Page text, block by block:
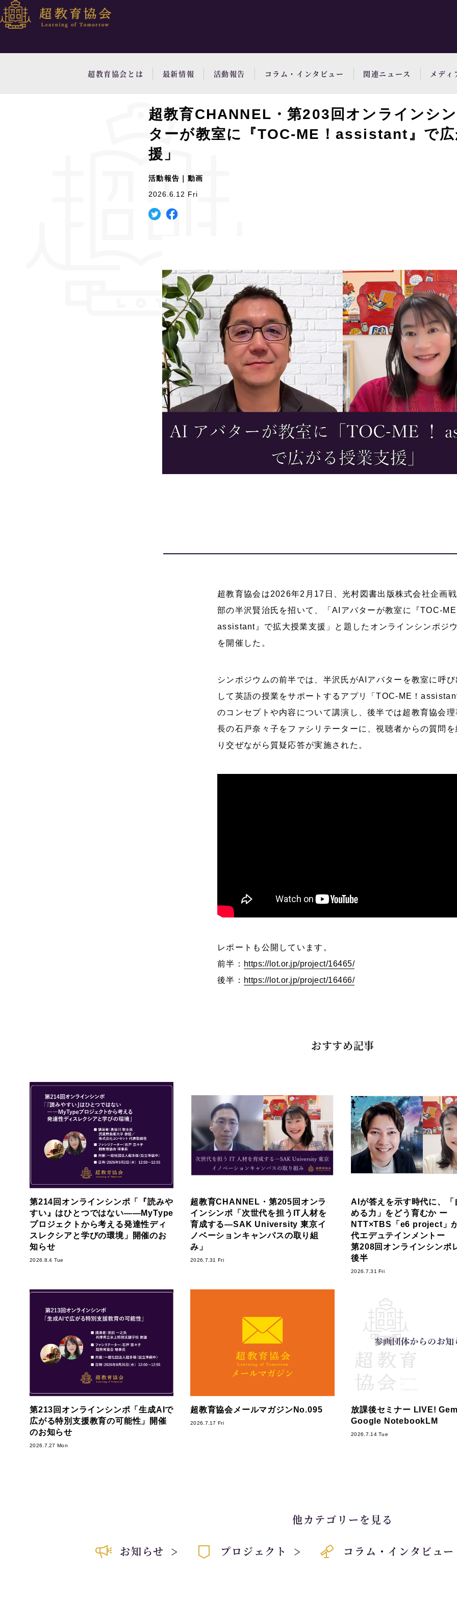
超教育協会とは 最新情報 活動報告 コラム・インタビュー 関連ニュース メディ
超教育CHANNEL・第203回オンラインシ
ターが教室に『TOC-ME！assistant』で広
援」
活動報告｜動画
2026.6.12 Fri
超教育協会は2026年2月17日、光村図書出版株式会社企画
部の半沢賢治氏を招いて、「AIアバターが教室に『TOC-ME
assistant』で拡大授業支援」と題したオンラインシンポジ
を開催した。
シンポジウムの前半では、半沢氏がAIアバターを教室に呼び
して英語の授業をサポートするアプリ「TOC-ME！assistant
のコンセプトや内容について講演し、後半では超教育協会理
長の石戸奈々子をファシリテーターに、視聴者からの質問を
り交ぜながら質疑応答が実施された。
レポートも公開しています。
前半： https://lot.or.jp/project/16465/
後半： https://lot.or.jp/project/16466/
おすすめ記事
第214回オンラインシンポ「『読みや
すい』はひとつではない――MyType
プロジェクトから考える発達性ディ
スレクシアと学びの環境」開催のお
知らせ
2026.8.4 Tue
超教育CHANNEL・第205回オンラ
インシンポ「次世代を担うIT人材を
育成する―SAK University 東京イ
ノベーションキャンパスの取り組
み」
2026.7.31 Fri
AIが答えを示す時代に、「
める力」をどう育むか ー
NTT×TBS「e6 project」
代エデュテインメントー
第208回オンラインシンポ
後半
2026.7.31 Fri
第213回オンラインシンポ「生成AIで
広がる特別支援教育の可能性」開催
のお知らせ
2026.7.27 Mon
超教育協会メールマガジンNo.095
2026.7.17 Fri
放課後セミナー LIVE!
Google NotebookLM
2026.7.14 Tue
他カテゴリーを見る
お知らせ プロジェクト コラム・インタビュー